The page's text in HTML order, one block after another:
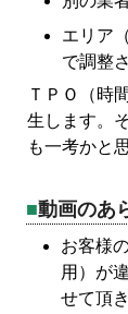
エリア
で調整
ＴＰＯ（時
生します。
も一考かと
動画のあ
お客様
用）が
せて頂